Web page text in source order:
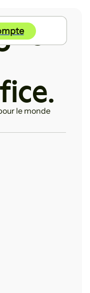
le monde